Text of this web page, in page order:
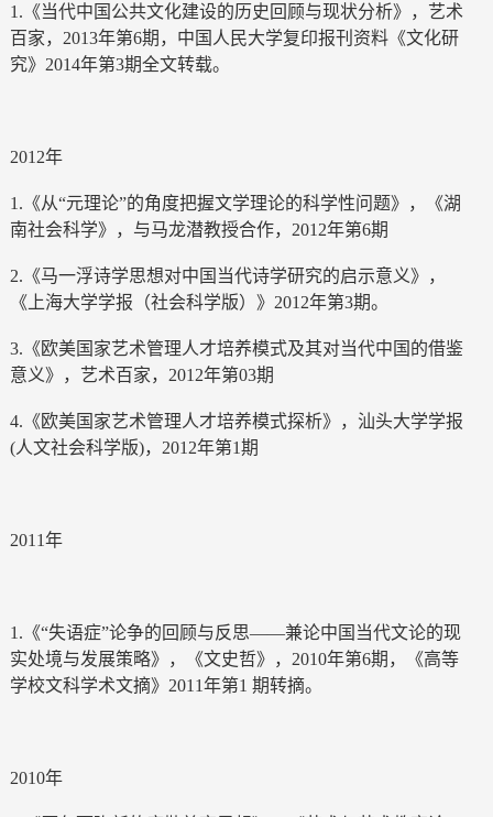
1.《当代中国公共文化建设的历史回顾与现状分析》，艺术
百家，2013年第6期，中国人民大学复印报刊资料《文化研
究》2014年第3期全文转载。
2012年
1.《从“元理论”的角度把握文学理论的科学性问题》，《湖
南社会科学》，与马龙潜教授合作，2012年第6期
2.《马一浮诗学思想对中国当代诗学研究的启示意义》，
《上海大学学报（社会科学版）》2012年第3期。
3.《欧美国家艺术管理人才培养模式及其对当代中国的借鉴
意义》，艺术百家，2012年第03期
4.《欧美国家艺术管理人才培养模式探析》，汕头大学学报
(人文社会科学版)，2012年第1期
2011年
1.《“失语症”论争的回顾与反思——兼论中国当代文论的现
实处境与发展策略》，《文史哲》，2010年第6期，《高等
学校文科学术文摘》2011年第1 期转摘。
2010年